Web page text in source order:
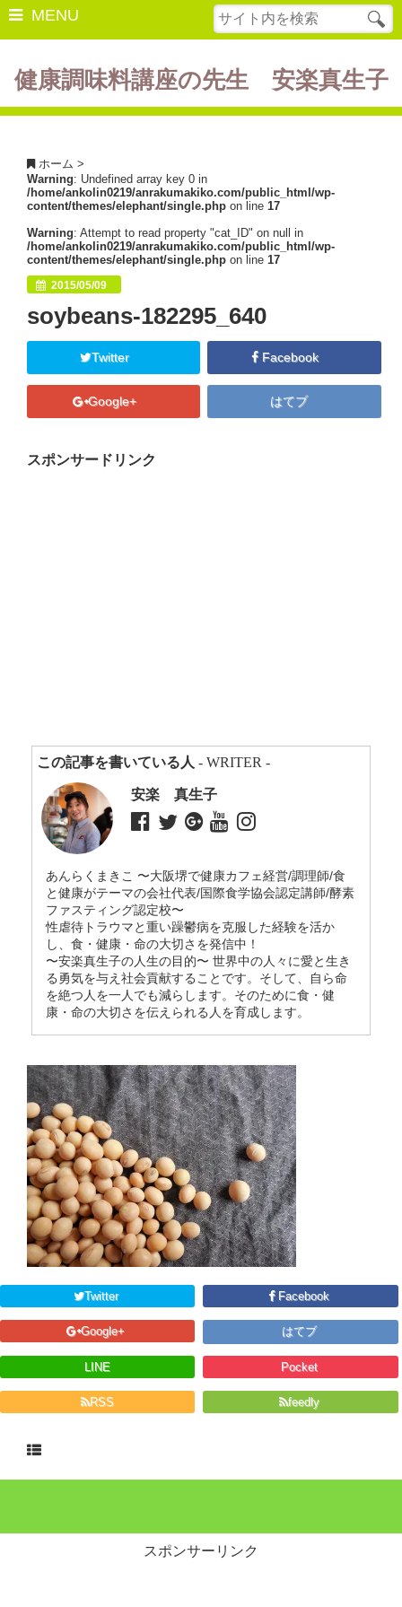
MENU
開催中の講座
ダイエット
レシピ
酵素ファスティング
断薬方法・体験談
プロフィール
健康調味料講座の先生 安楽真生子
ホーム >
Warning: Undefined array key 0 in
/home/ankolin0219/anrakumakiko.com/public_html/wp-
content/themes/elephant/single.php on line 17
Warning: Attempt to read property "cat_ID" on null in
/home/ankolin0219/anrakumakiko.com/public_html/wp-
content/themes/elephant/single.php on line 17
2015/05/09
soybeans-182295_640
Twitter Facebook
Google+ はてブ
スポンサードリンク
この記事を書いている人 - WRITER -
あんらくまきこ 〜大阪堺で健康カフェ経営/調理師/食
と健康がテーマの会社代表/国際食学協会認定講師/酵素
ファスティング認定校〜
性虐待トラウマと重い躁鬱病を克服した経験を活か
し、食・健康・命の大切さを発信中！
〜安楽真生子の人生の目的〜 世界中の人々に愛と生き
る勇気を与え社会貢献することです。そして、自ら命
を絶つ人を一人でも減らします。そのために食・健
康・命の大切さを伝えられる人を育成します。
安楽 真生子
Twitter Facebook
Google+ はてブ
LINE Pocket
RSS feedly
スポンサーリンク